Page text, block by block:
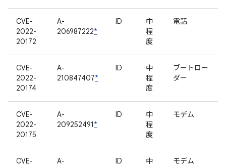
CVE-
2022-
20172
A-
206987222*
ID
中
程
度
電話
CVE-
2022-
20174
A-
210847407*
ID
中
程
度
ブートロー
ダー
CVE-
2022-
20175
A-
209252491*
ID
中
程
度
モデム
CVE-
A-
ID
中
モデム